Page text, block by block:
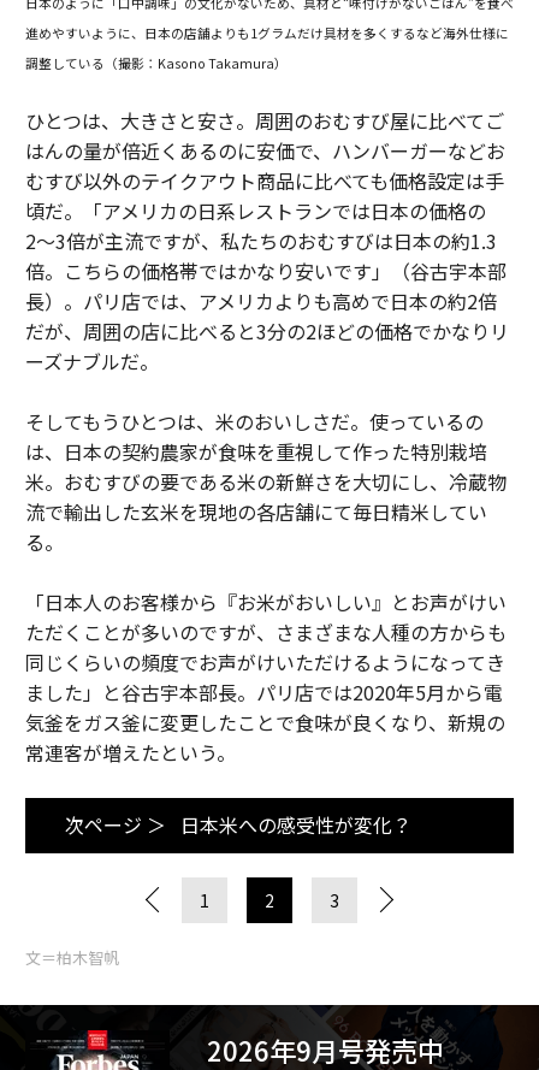
進めやすいように、日本の店舗よりも1グラムだけ具材を多くするなど海外仕様に
調整している（撮影：Kasono Takamura）
ひとつは、大きさと安さ。周囲のおむすび屋に比べてご
はんの量が倍近くあるのに安価で、ハンバーガーなどお
むすび以外のテイクアウト商品に比べても価格設定は手
頃だ。「アメリカの日系レストランでは日本の価格の
2〜3倍が主流ですが、私たちのおむすびは日本の約1.3
倍。こちらの価格帯ではかなり安いです」（谷古宇本部
長）。パリ店では、アメリカよりも高めで日本の約2倍
だが、周囲の店に比べると3分の2ほどの価格でかなりリ
ーズナブルだ。
そしてもうひとつは、米のおいしさだ。使っているの
は、日本の契約農家が食味を重視して作った特別栽培
米。おむすびの要である米の新鮮さを大切にし、冷蔵物
流で輸出した玄米を現地の各店舗にて毎日精米してい
る。
「日本人のお客様から『お米がおいしい』とお声がけい
ただくことが多いのですが、さまざまな人種の方からも
同じくらいの頻度でお声がけいただけるようになってき
ました」と谷古宇本部長。パリ店では2020年5月から電
気釜をガス釜に変更したことで食味が良くなり、新規の
常連客が増えたという。
次ページ ＞ 日本米への感受性が変化？
1 2 3
文＝柏木智帆
2026年9月号発売中